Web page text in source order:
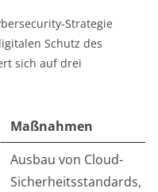
Strategie
Schutz des
sich auf drei
Maßnahmen
Ausbau von Cloud-
Sicherheitsstandards,